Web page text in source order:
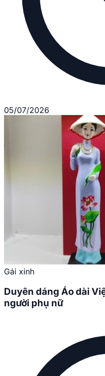
05/07/2026
Gái xinh
Duyên dáng Áo dài
người phụ nữ